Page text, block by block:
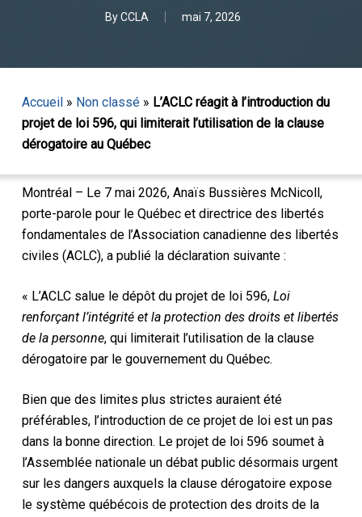
ByCCLA mai 7, 2026
Accueil» Non classé» L’ACLC réagit à l’introduction du
projet de loi 596, qui limiterait l’utilisation de la clause
dérogatoire au Québec
Montréal – Le 7 mai 2026, Anaïs Bussières McNicoll,
porte-parole pour le Québec et directrice des libertés
fondamentales de l’Association canadienne des libertés
civiles (ACLC), a publié la déclaration suivante :
« L’ACLC salue le dépôt du projet de loi 596, Loi
renforçant l’intégrité et la protection des droits et libertés
de la personne, qui limiterait l’utilisation de la clause
dérogatoire par le gouvernement du Québec.
Bien que des limites plus strictes auraient été
préférables, l’introduction de ce projet de loi est un pas
dans la bonne direction. Le projet de loi 596 soumet à
l’Assemblée nationale un débat public désormais urgent
sur les dangers auxquels la clause dérogatoire expose
le système québécois de protection des droits de la